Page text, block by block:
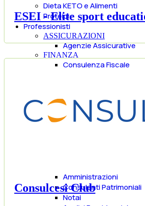
Dieta KETO e Alimenti
Proteici
Professionisti
ASSICURAZIONI
Agenzie Assicurative
FINANZA
Consulenza Fiscale
Mutui e Prestiti
Banche
Amministrazioni
Consulenti Patrimoniali
Notai
ESEI - Elite sport
Consulcesi Club